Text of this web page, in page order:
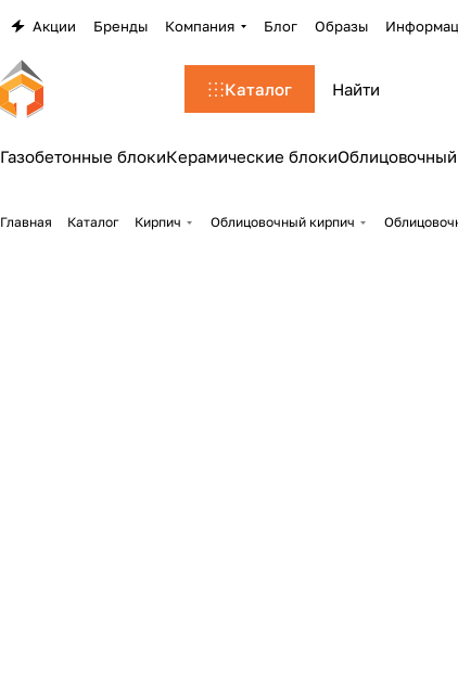
Акции Бренды Компания Блог Образы
Каталог
Газобетонные блокиКерамические блоки
Главная Каталог Кирпич Облицовочный кирпич